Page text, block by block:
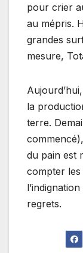
pour crier
au mépris.
grandes
mesure,
la
terre.
du pain est
compter les
regrets.